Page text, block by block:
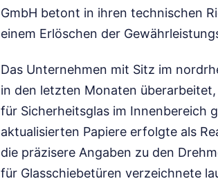
GmbH betont in ihren technischen
einem Erlöschen der
Das Unternehmen mit Sitz im
in den letzten Monaten
für Sicherheitsglas im Innenbereich
aktualisierten Papiere erfolgte als
die präzisere Angaben zu den
für Glasschiebetüren verzeichnete